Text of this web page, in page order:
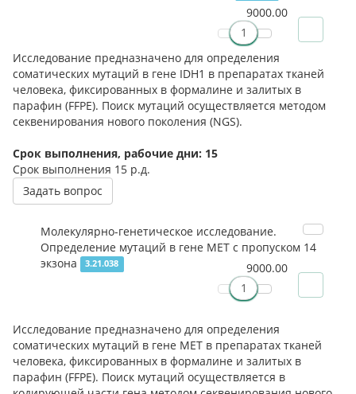
9000.00
Исследование предназначено для определения
соматических мутаций в гене IDH1 в препаратах тканей
человека, фиксированных в формалине и залитых в
парафин (FFPE). Поиск мутаций осуществляется методом
секвенирования нового поколения (NGS).
Срок выполнения, рабочие дни: 15
Срок выполнения 15 р.д.
Задать вопрос
Молекулярно-генетическое исследование.
Определение мутаций в гене MET с пропуском 14
экзона
3.21.038 9000.00
Исследование предназначено для определения
соматических мутаций в гене MET в препаратах тканей
человека, фиксированных в формалине и залитых в
парафин (FFPE). Поиск мутаций осуществляется в